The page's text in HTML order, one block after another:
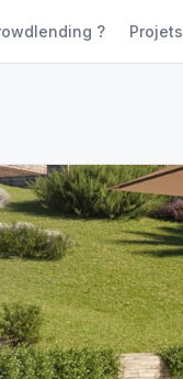
? Projets